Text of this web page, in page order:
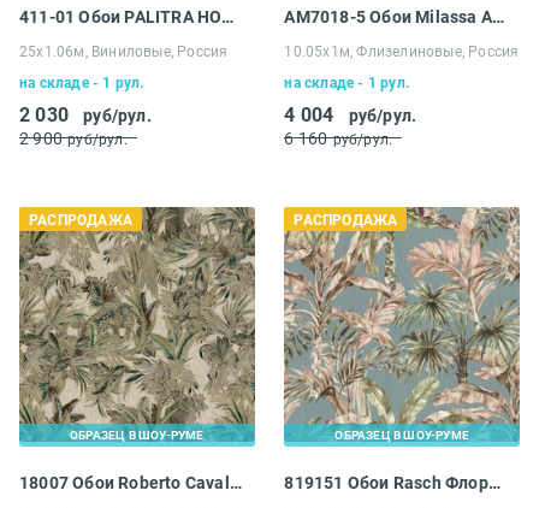
411-01 Обои PALITRA HOME (Home Color) Colorist
25х1.06м, Виниловые, Россия
на складе - 1 рул.
2 030
руб/рул.
2 900 руб/рул.
AM7018-5 Обои Milassa Ambiplain
10.05х1м, Флизелиновые, Россия
на складе - 1 рул.
4 004
руб/рул.
6 160 руб/рул.
РАСПРОДАЖА
ОБРАЗЕЦ В ШОУ-РУМЕ
18007 Обои Roberto Cavalli №7
РАСПРОДАЖА
ОБРАЗЕЦ В ШОУ-РУМЕ
819151 Обои Rasch Флорентин 1.06